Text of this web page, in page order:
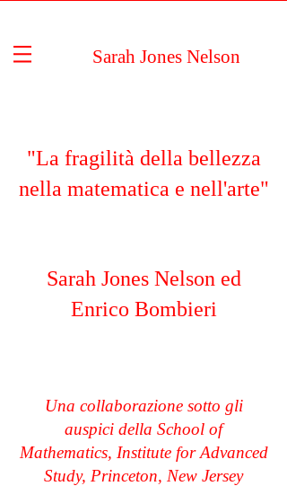
Sarah Jones Nelson
"La fragilità della bellezza
nella matematica e nell'arte"
Sarah Jones Nelson ed
Enrico Bombieri
Una collaborazione sotto gli
auspici della School of
Mathematics, Institute for Advanced
Study, Princeton, New Jersey